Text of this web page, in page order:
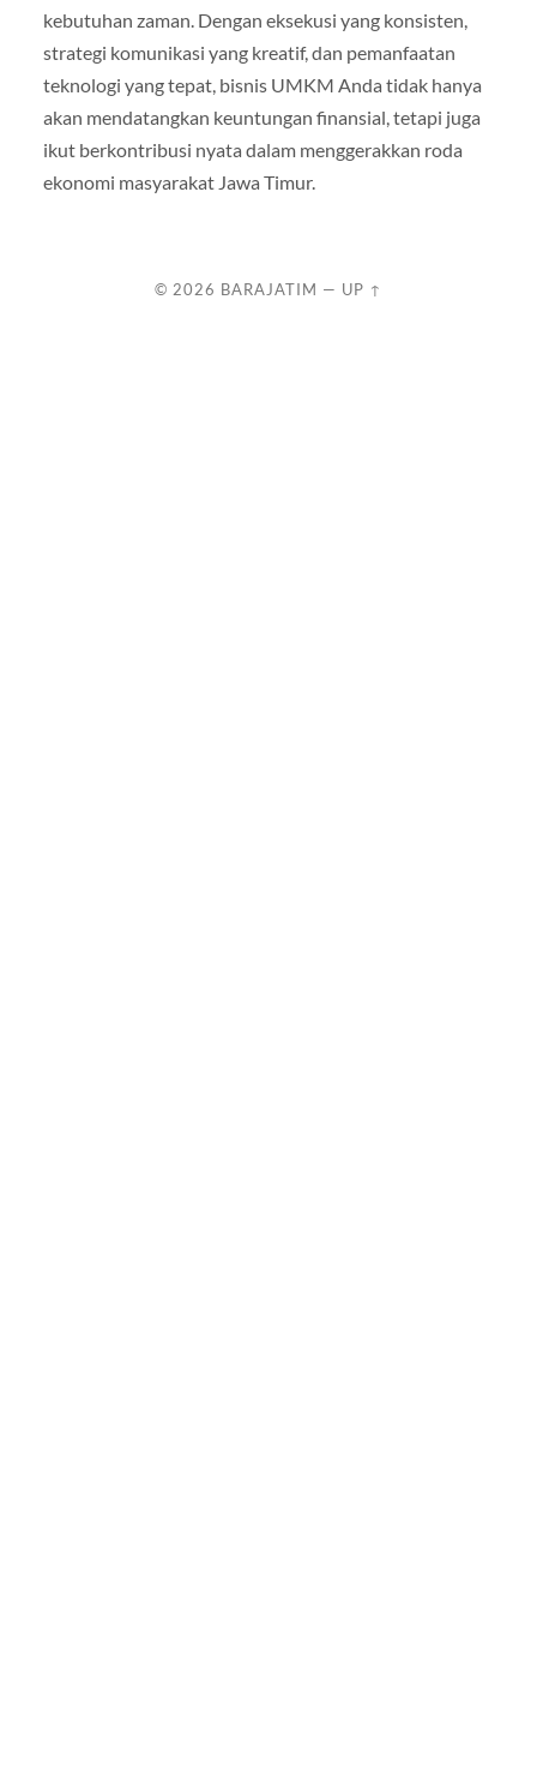
kebutuhan zaman. Dengan eksekusi yang konsisten,
strategi komunikasi yang kreatif, dan pemanfaatan
teknologi yang tepat, bisnis UMKM Anda tidak hanya
akan mendatangkan keuntungan finansial, tetapi juga
ikut berkontribusi nyata dalam menggerakkan roda
ekonomi masyarakat Jawa Timur.
© 2026 BARAJATIM — UP ↑